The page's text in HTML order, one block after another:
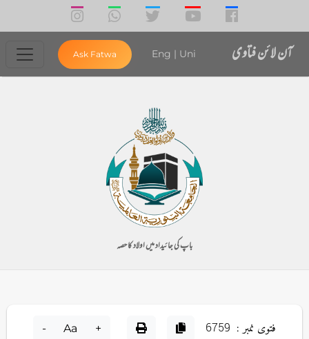
آن لائن فتاوی Eng|Uni
Ask Fatwa
باپ کی جائیداد میں اولاد کا حصہ
فتوی نمبر : 6759
+
Aa
-